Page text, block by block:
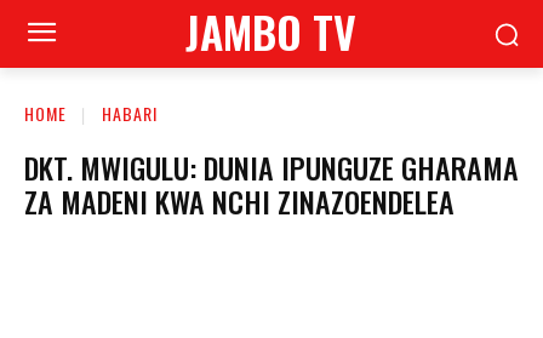
JAMBO TV
HOME HABARI
DKT. MWIGULU: DUNIA IPUNGUZE GHARAMA
ZA MADENI KWA NCHI ZINAZOENDELEA